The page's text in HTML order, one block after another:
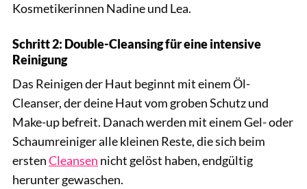
Kosmetikerinnen Nadine und Lea.
Schritt 2: Double-Cleansing für eine intensive
Reinigung
Das Reinigen der Haut beginnt mit einem Öl-
Cleanser, der deine Haut vom groben Schutz und
Make-up befreit. Danach werden mit einem Gel- oder
Schaumreiniger alle kleinen Reste, die sich beim
erstenCleansen nicht gelöst haben, endgültig
herunter gewaschen.